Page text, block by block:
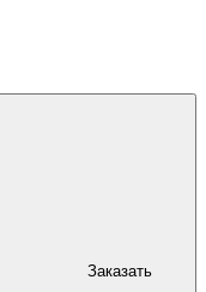
Заказать